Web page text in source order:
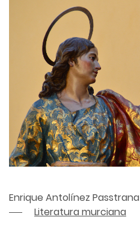
Enrique Antolínez Passtrana
Literatura murciana